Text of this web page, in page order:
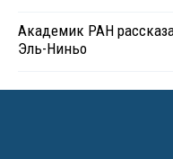
Академик РАН
Эль-Ниньо